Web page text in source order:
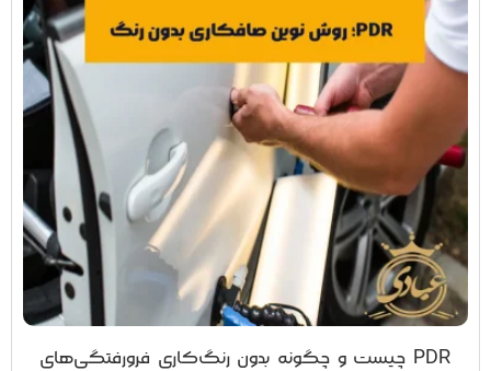
PDR چیست و چگونه بدون رنگ‌کاری فرورفتگی‌های